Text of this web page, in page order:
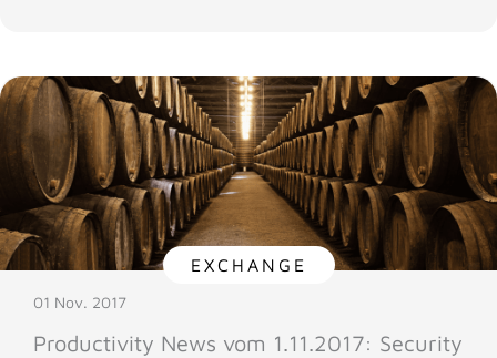
EXCHANGE
01 Nov. 2017
Productivity News vom 1.11.2017: Security